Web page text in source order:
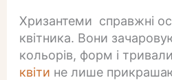
Хризантеми справжні
квітника. Вони
кольорів, форм і
квіти не лише